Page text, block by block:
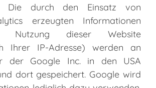
Die durch den Einsatz von
erzeugten Informationen
dieser Website
Ihrer IP-Adresse) werden an
der Google Inc. in den USA
dort gespeichert. Google wird